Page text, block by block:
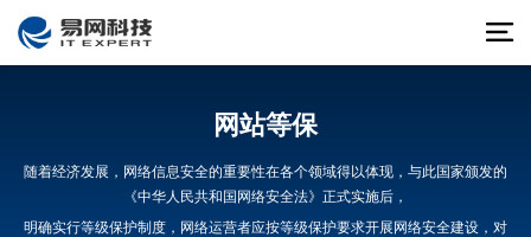
网站等保
随着经济发展，网络信息安全的重要性在各个领域得以体现，与此国家颁发的
《中华人民共和国网络安全法》正式实施后，
明确实行等级保护制度，网络运营者应按等级保护要求开展网络安全建设，对